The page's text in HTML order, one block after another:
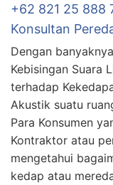
+62 821 25 888
Konsultan
Dengan
Kebisingan Suara
terhadap
Akustik suatu
Para Konsumen
Kontraktor atau
mengetahui
kedap atau